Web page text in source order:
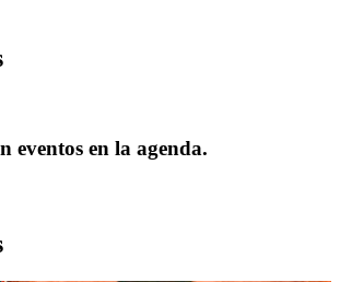
eventos en la agenda.